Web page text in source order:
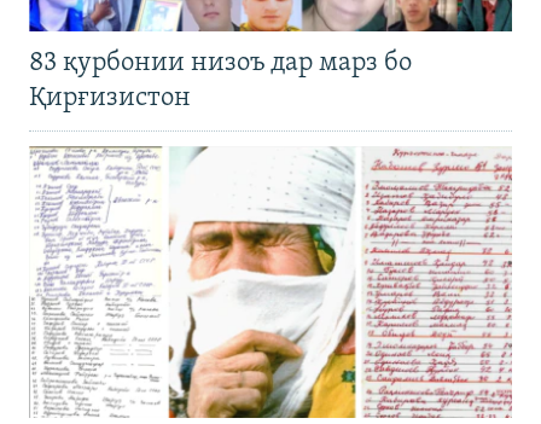
83 қурбонии низоъ дар марз бо
Қирғизистон